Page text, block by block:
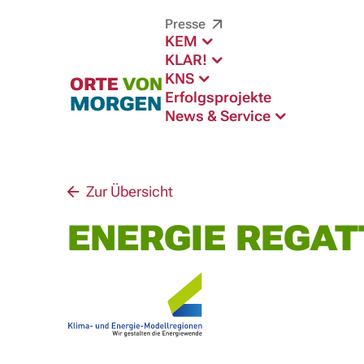
Presse
KEM
KLAR!
KNS
Erfolgsprojekte
News & Service
Zur Übersicht
ENERGIE